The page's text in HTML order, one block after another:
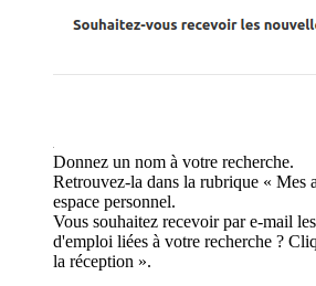
Donnez un nom à votre recherche.
Retrouvez-la dans la rubrique « Mes
espace personnel.
Vous souhaitez recevoir par e-mail
d'emploi liées à votre recherche ?
la réception ».